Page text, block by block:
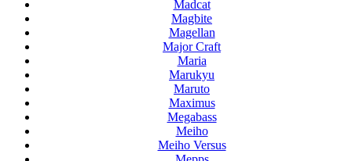
Madcat
Magbite
Magellan
Major Craft
Maria
Marukyu
Maruto
Maximus
Megabass
Meiho
Meiho Versus